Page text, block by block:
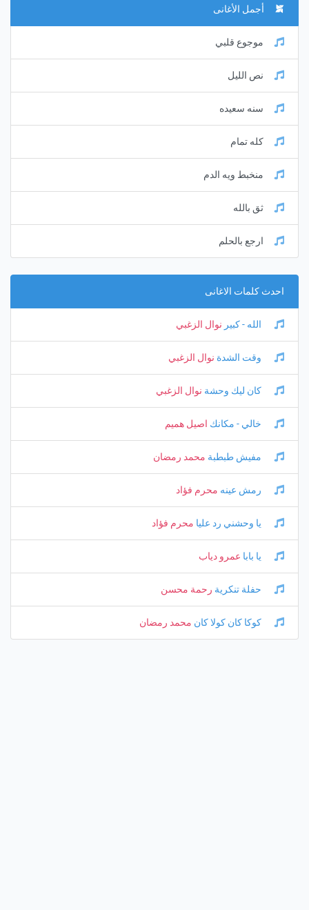
أجمل الأغانى
موجوع قلبي
نص الليل
سنه سعيده
كله تمام
منخبط ويه الدم
ثق بالله
ارجع بالحلم
احدث كلمات الاغانى
الله - كبير نوال الزغبي
وقت الشدة نوال الزغبي
كان ليك وحشة نوال الزغبي
خالي - مكانك اصيل هميم
مفيش طبطبة محمد رمضان
رمش عينه محرم فؤاد
يا وحشني رد عليا محرم فؤاد
يا بابا عمرو دياب
حفلة تنكرية رحمة محسن
كوكا كان كولا كان محمد رمضان